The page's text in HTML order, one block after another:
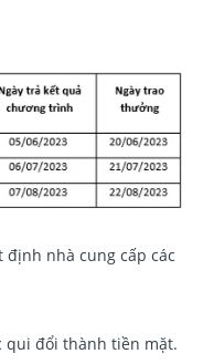
nhà cung cấp các
thành tiền mặt.